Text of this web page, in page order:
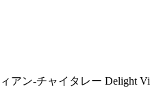
ン-チャイタレー Delight